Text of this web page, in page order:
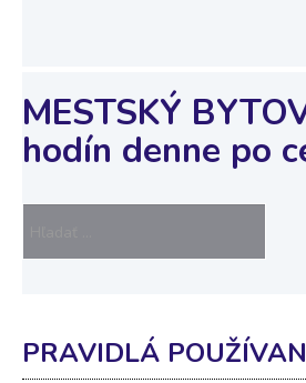
MESTSKÝ
hodín denne po
PRAVIDLÁ